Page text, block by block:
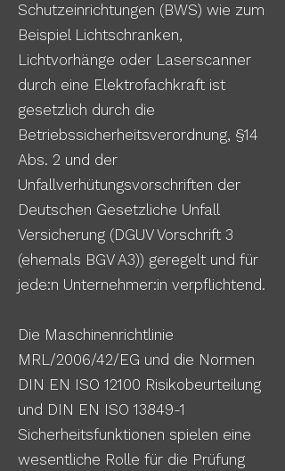
Schutzeinrichtungen (BWS) wie zum
Beispiel Lichtschranken,
Lichtvorhänge oder Laserscanner
durch eine Elektrofachkraft ist
gesetzlich durch die
Betriebssicherheitsverordnung, §14
Abs. 2 und der
Unfallverhütungsvorschriften der
Deutschen Gesetzliche Unfall
Versicherung (DGUV Vorschrift 3
(ehemals BGV A3)) geregelt und für
jede:n Unternehmer:in verpflichtend.
Die Maschinenrichtlinie
MRL/2006/42/EG und die Normen
DIN EN ISO 12100 Risikobeurteilung
und DIN EN ISO 13849-1
Sicherheitsfunktionen spielen eine
wesentliche Rolle für die Prüfung